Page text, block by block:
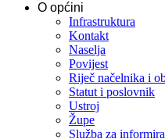
O općini
Infrastruktura
Kontakt
Naselja
Povijest
Riječ načelnika i
Statut i poslovnik
Ustroj
Župe
Služba za